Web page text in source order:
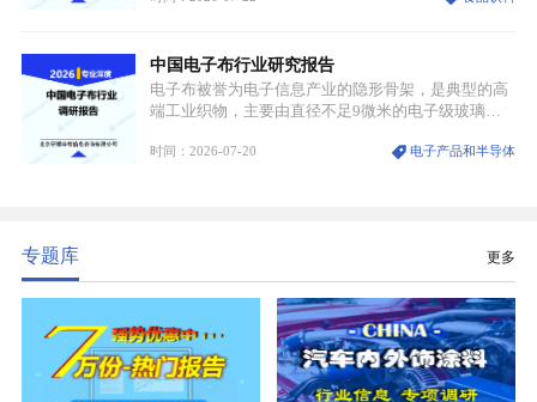
业。
中国电子布行业研究报告
电子布被誉为电子信息产业的隐形骨架，是典型的高
端工业织物，主要由直径不足9微米的电子级玻璃纤
生产制造过程中不可或缺的核心基材。电子布具备高
时间：2026-07-20 电子产品和半导体
专题库 更多